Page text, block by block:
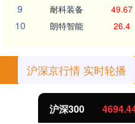
9 耐科装备 49.67
10 朗特智能 26.4
沪深京行情 实时轮播
北证50